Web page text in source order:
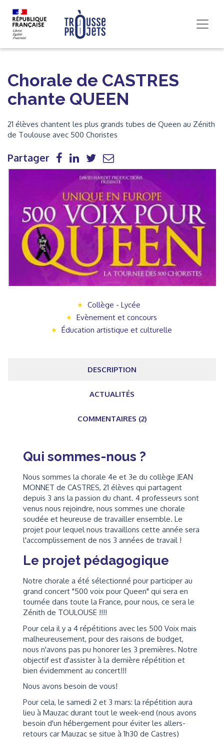
Chorale de CASTRES
chante QUEEN
21 élèves chantent les plus grands tubes de Queen au Zénith
de Toulouse avec 500 Choristes
Partager
Collège - Lycée
Evènement et concours
Éducation artistique et culturelle
DESCRIPTION
ACTUALITÉS
COMMENTAIRES (2)
Qui sommes-nous ?
Nous sommes la chorale 4e et 3e du collège JEAN
MONNET de CASTRES, 21 élèves qui partagent
depuis 3 ans la passion du chant. 4 professeurs sont
venus nous rejoindre, nous sommes une chorale
soudée et heureuse de travailler ensemble. Le
projet pour lequel nous travaillons cette année sera
l'accomplissement de nos 3 années de travail !
Le projet pédagogique
Notre chorale a été sélectionné pour participer au
grand concert "500 voix pour Queen" qui sera en
tournée dans toute la France, pour nous, ce sera le
Zénith de TOULOUSE !!!!
Pour cela il y a 4 répétitions avec les 500 Voix mais
malheureusement, pour des raisons de budget,
nous n'avons pas pu honorer les 3 premières. Notre
objectif est d'assister à la dernière répétition et
bien évidemment au concert!!!
Nous avons besoin de vous!
Pour cela, le samedi 2 et 3 mars: la répétition aura
lieu à Mauzac durant tout le week-end (nous avons
besoin d'un hébergement pour éviter les allers-
retours car Mauzac se situe à 1h30 de Castres)